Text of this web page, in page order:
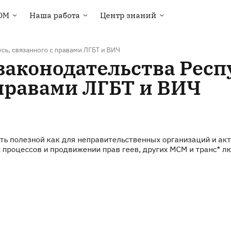
в ЕКОМ
и вакансии
Наша работа
сообщества
руководством
Техническая помощь
Центр знаний
Курсы и вебинары
связанного с правами ЛГБТ и ВИЧ
ЛГБТ и ВИЧ
как для неправительственных организаций и
и продвижении прав геев, других МСМ и транс*